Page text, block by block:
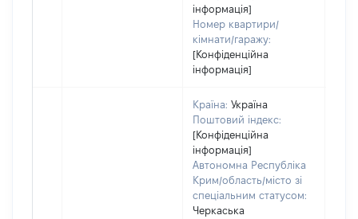
інформація]
Номер квартири/
кімнати/гаражу:
[Конфіденційна
інформація]
Країна: Україна
Поштовий індекс:
[Конфіденційна
інформація]
Автономна Республіка
Крим/область/місто зі
спеціальним статусом:
Черкаська